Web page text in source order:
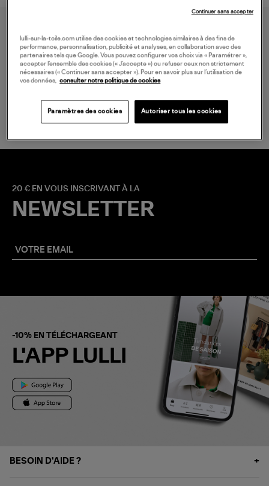
à partir de 150 € d'achat*
20 € EN VOUS INSCRIVANT À LA
NEWSLETTER
-10% EN TÉLÉCHARGEANT
L'APP LULLI
BESOIN D'AIDE ?
lulli-sur-la-toile.com utilise des cookies et technologies similaires à des fins de
performance, personnalisation, publicité et analyses, en collaboration avec des
partenaires tels que Google. Vous pouvez configurer vos choix via « Paramétrer »,
accepter l’ensemble des cookies (« J’accepte ») ou refuser ceux non strictement
nécessaires (« Continuer sans accepter »). Pour en savoir plus sur l’utilisation de
vos données,
consulter notre politique de cookies
Paramètres des cookies Autoriser tous les cookies
Continuer sans accepter